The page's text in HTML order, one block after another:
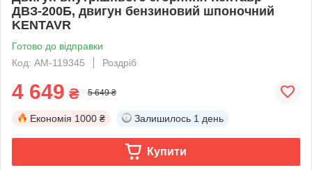
ДВЗ-200Б, двигун бензиновий шпоночний
KENTAVR
Готово до відправки
Код: AM-119345
Роздріб
4 649 ₴ 5 649 ₴
Економія 1000 ₴ Залишилось 1 день
Купити